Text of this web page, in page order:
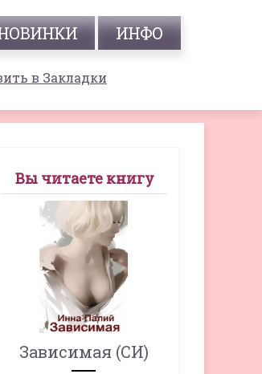
ИНФО
в Закладки
Вы читаете книгу
Зависимая (СИ)